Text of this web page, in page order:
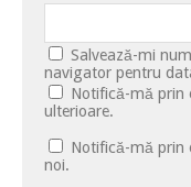
Salvează-mi
navigator pentru
Notifică-mă prin
ulterioare.
Notifică-mă prin
noi.